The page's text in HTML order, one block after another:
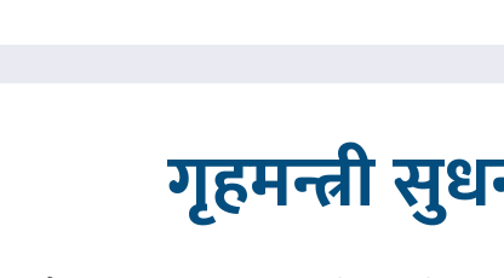
गृहमन्त्री